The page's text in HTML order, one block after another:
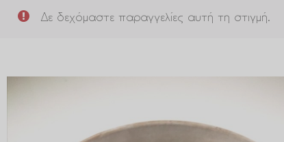
Δε δεχόμαστε παραγγελίες αυτή τη στιγμή.